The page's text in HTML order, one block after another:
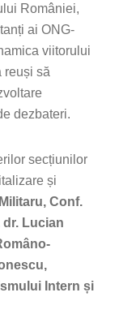
României,
ai ONG-
viitorului
reuși să
dezbateri.
secțiunilor
și
Conf.
dr. Lucian
Intern și